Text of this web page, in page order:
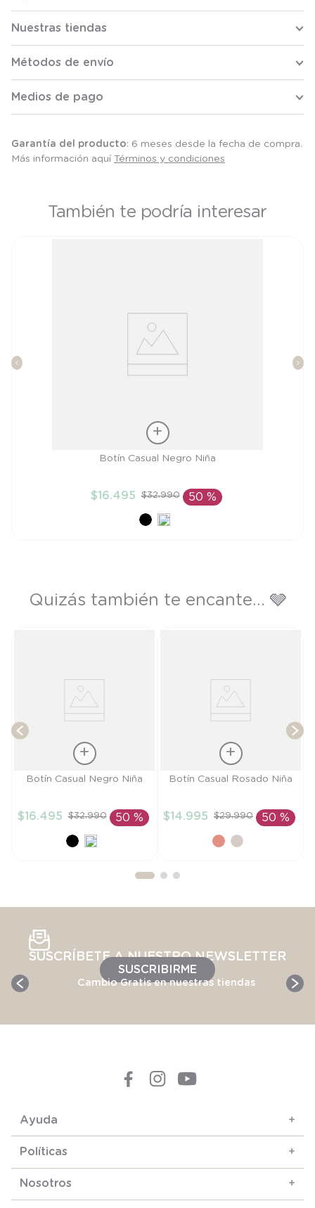
Nuestras tiendas
Métodos de envío
Medios de pago
Garantía del producto: 6 meses desde la fecha de compra.
Más información aquí Términos y condiciones
También te podría interesar
AÑADIR AL CARRITO
Botín Casual Negro Niña
$16.495 $32.990 50 %
Quizás también te encante... 🩶
Talla
AÑADIR AL
CARRITO
Botín Casual Negro Niña
$16.495 $32.990 50 %
Talla
AÑADIR AL
CARRITO
Botín Casual Rosado Niña
$14.995 $29.990 50 %
SUSCRÍBETE A NUESTRO NEWSLETTER
SUSCRIBIRME
Cambio Gratis en nuestras tiendas
Ayuda +
Políticas +
Nosotros +